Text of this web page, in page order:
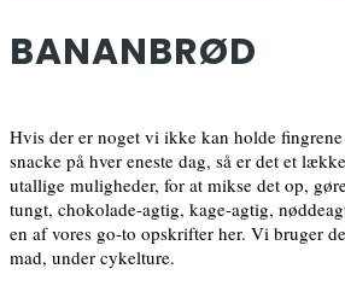
BANANBRØD
Hvis der er noget vi ikke kan holde
snacke på hver eneste dag, så er det et
utallige muligheder, for at mikse det op,
tungt, chokolade-agtig, kage-agtig,
en af vores go-to opskrifter her. Vi bruger
mad, under cykelture.